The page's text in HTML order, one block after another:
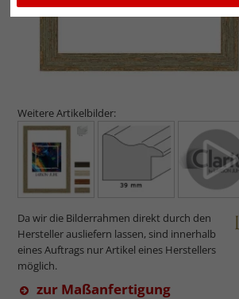
Weitere Artikelbilder:
Da wir die Bilderrahmen direkt durch den
Hersteller ausliefern lassen, sind innerhalb
eines Auftrags nur Artikel eines Herstellers
möglich.
zur Maßanfertigung